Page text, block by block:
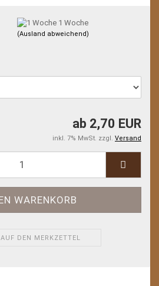
1 Woche
(Ausland abweichend)
ab 2,70 EUR
inkl. 7% MwSt. zzgl. Versand
AUF DEN MERKZETTEL